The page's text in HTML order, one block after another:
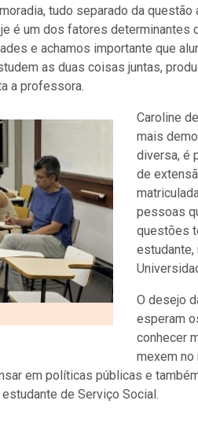
tudo separado da
é um dos fatores
e achamos importante que
as duas coisas juntas,
a professora.
Caroline
mais
diversa, é
de
pessoas
questões
estudante,
O desejo
esperam
conhecer
mexem no
em políticas públicas e
de Serviço Social.